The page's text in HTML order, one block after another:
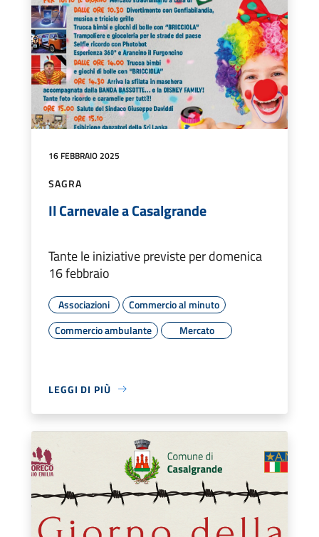
16 FEBBRAIO 2025
SAGRA
Il Carnevale a Casalgrande
Tante le iniziative previste per domenica
16 febbraio
Associazioni
Commercio al minuto
Commercio ambulante
Mercato
LEGGI DI PIÙ